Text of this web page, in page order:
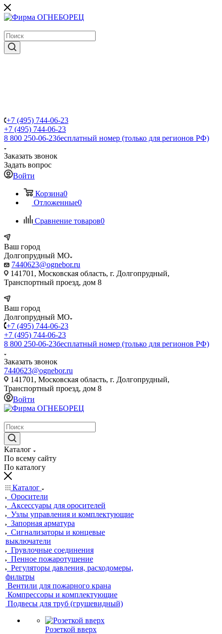
+7 (495) 744-06-23
+7 (495) 744-06-23
8 800 250-06-23бесплатный номер (только для регионов РФ)
Заказать звонок
Задать вопрос
Войти
Корзина0
Отложенные0
Сравнение товаров0
Ваш город
Долгопрудный МО
7440623@ognebor.ru
141701, Московская область, г. Долгопрудный,
Транспортный проезд, дом 8
Ваш город
Долгопрудный МО
+7 (495) 744-06-23
+7 (495) 744-06-23
8 800 250-06-23бесплатный номер (только для регионов РФ)
Заказать звонок
7440623@ognebor.ru
141701, Московская область, г. Долгопрудный,
Транспортный проезд, дом 8
Войти
Каталог
По всему сайту
По каталогу
Каталог
Оросители
Аксессуары для оросителей
Узлы управления и комплектующие
Запорная арматура
Сигнализаторы и концевые
выключатели
Грувлочные соединения
Пенное пожаротушение
Регуляторы давления, расходомеры,
фильтры
Вентили для пожарного крана
Компрессоры и комплектующие
Подвесы для труб (грушевидный)
Розеткой вверх